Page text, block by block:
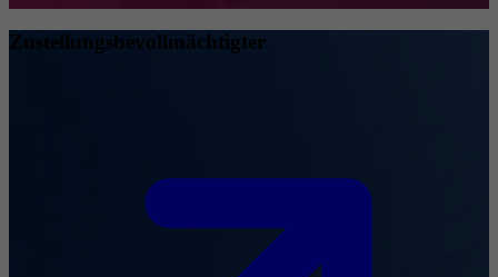
Zustellungsbevollmächtigter